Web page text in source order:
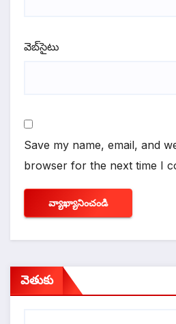
వెబ్‌సైటు
Save my name, email, and
browser for the next time I
వెతుకు